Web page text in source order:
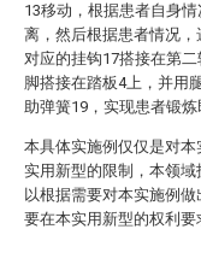
13移动，根据患者自身
离，然后根据患者情况
对应的挂钩17搭接在第
脚搭接在踏板4上，并用
助弹簧19，实现患者锻炼
本具体实施例仅仅是对
实用新型的限制，本领
以根据需要对本实施例
要在本实用新型的权利要